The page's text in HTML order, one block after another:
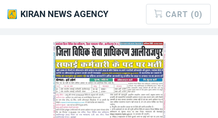
KIRAN NEWS AGENCY CART (0)